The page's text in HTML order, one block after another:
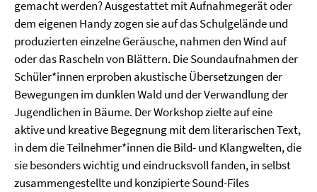
gemacht werden? Ausgestattet mit Aufnahmegerät oder
dem eigenen Handy zogen sie auf das Schulgelände und
produzierten einzelne Geräusche, nahmen den Wind auf
oder das Rascheln von Blättern. Die Soundaufnahmen der
Schüler*innen erproben akustische Übersetzungen der
Bewegungen im dunklen Wald und der Verwandlung der
Jugendlichen in Bäume. Der Workshop zielte auf eine
aktive und kreative Begegnung mit dem literarischen Text,
in dem die Teilnehmer*innen die Bild- und Klangwelten, die
sie besonders wichtig und eindrucksvoll fanden, in selbst
zusammengestellte und konzipierte Sound-Files